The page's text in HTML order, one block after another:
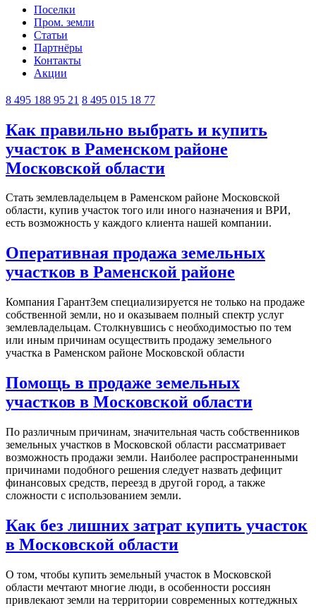
Поселки
Пром. земли
Статьи
Партнёры
Контакты
Акции
8 495 188 95 21 8 495 015 18 77
Как правильно выбрать и купить
участок в Раменском районе
Московской области
Стать землевладельцем в Раменском районе Московской
области, купив участок того или иного назначения и ВРИ,
есть возможность у каждого клиента нашей компании.
Оперативная продажа земельных
участков в Раменской районе
Компания ГарантЗем специализируется не только на продаже
собственной земли, но и оказываем полный спектр услуг
землевладельцам. Столкнувшись с необходимостью по тем
или иным причинам осуществить продажу земельного
участка в Раменском районе Московской области
Помощь в продаже земельных
участков в Московской области
По различным причинам, значительная часть собственников
земельных участков в Московской области рассматривает
возможность продажи земли. Наиболее распространенными
причинами подобного решения следует назвать дефицит
финансовых средств, переезд в другой город, а также
сложности с использованием земли.
Как без лишних затрат купить участок
в Московской области
О том, чтобы купить земельный участок в Московской
области мечтают многие люди, в особенности россиян
привлекают земли на территории современных коттеджных